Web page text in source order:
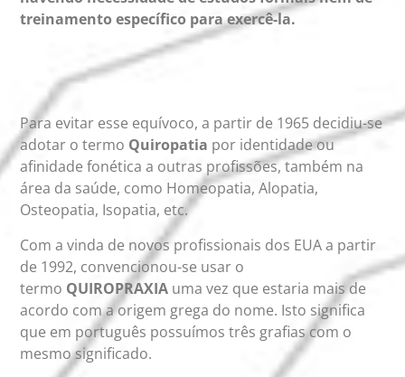
treinamento específico para exercê-la.
Para evitar esse equívoco, a partir de 1965 decidiu-se
adotar o termo Quiropatia por identidade ou
afinidade fonética a outras profissões, também na
área da saúde, como Homeopatia, Alopatia,
Osteopatia, Isopatia, etc.
Com a vinda de novos profissionais dos EUA a partir
de 1992, convencionou-se usar o
termo QUIROPRAXIA uma vez que estaria mais de
acordo com a origem grega do nome. Isto significa
que em português possuímos três grafias com o
mesmo significado.